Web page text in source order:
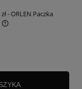
- ORLEN Paczka